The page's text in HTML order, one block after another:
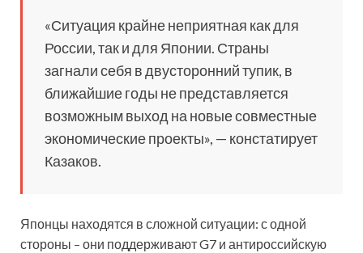
«Ситуация крайне неприятная как для
России, так и для Японии. Страны
загнали себя в двусторонний тупик, в
ближайшие годы не представляется
возможным выход на новые совместные
экономические проекты», — констатирует
Казаков.
Японцы находятся в сложной ситуации: с одной
стороны – они поддерживают G7 и антироссийскую